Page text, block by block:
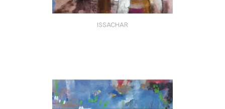
ISSACHAR